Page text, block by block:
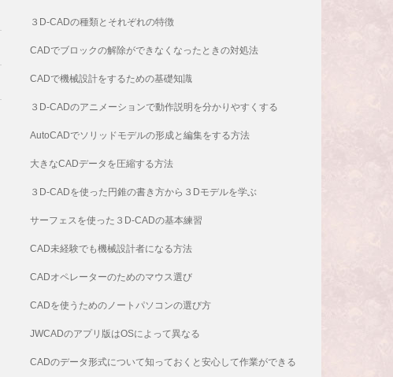
３D-CADの種類とそれぞれの特徴
CADでブロックの解除ができなくなったときの対処法
CADで機械設計をするための基礎知識
３D-CADのアニメーションで動作説明を分かりやすくする
AutoCADでソリッドモデルの形成と編集をする方法
大きなCADデータを圧縮する方法
３D-CADを使った円錐の書き方から３Dモデルを学ぶ
サーフェスを使った３D-CADの基本練習
CAD未経験でも機械設計者になる方法
CADオペレーターのためのマウス選び
CADを使うためのノートパソコンの選び方
JWCADのアプリ版はOSによって異なる
CADのデータ形式について知っておくと安心して作業ができる